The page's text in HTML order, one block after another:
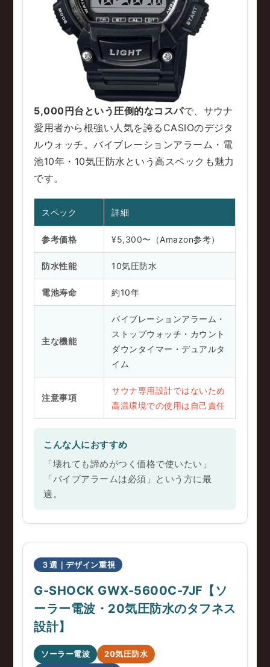
5,000円台という圧倒的なコスパで、サウナ
愛用者から根強い人気を誇るCASIOのデジタ
ルウォッチ。バイブレーションアラーム・電
池10年・10気圧防水という高スペックも魅力
です。
スペック 詳細
参考価格 ¥5,300〜（Amazon参考）
防水性能 10気圧防水
電池寿命 約10年
主な機能
バイブレーションアラーム・
ストップウォッチ・カウント
ダウンタイマー・デュアルタ
イム
注意事項
サウナ専用設計ではないため
高温環境での使用は自己責任
こんな人におすすめ
「壊れても諦めがつく価格で使いたい」
「バイブアラームは必須」という方に最
適。
３選｜デザイン重視
G-SHOCK GWX-5600C-7JF【ソ
ーラー電波・20気圧防水のタフネス
設計】
ソーラー電波
20気圧防水